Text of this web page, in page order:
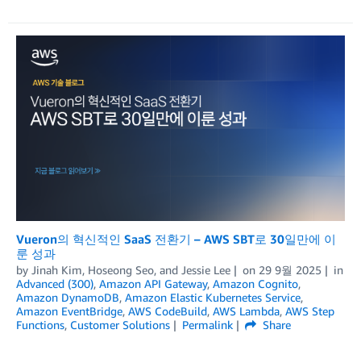
Vueron의 혁신적인 SaaS 전환기 – AWS SBT로 30일만에 이
룬 성과
by Jinah Kim, Hoseong Seo, and Jessie Lee on 29 9월 2025
in
Advanced (300), Amazon API Gateway, Amazon Cognito,
Amazon DynamoDB, Amazon Elastic Kubernetes Service,
Amazon EventBridge, AWS CodeBuild, AWS Lambda, AWS Step
Functions, Customer Solutions Permalink
Share